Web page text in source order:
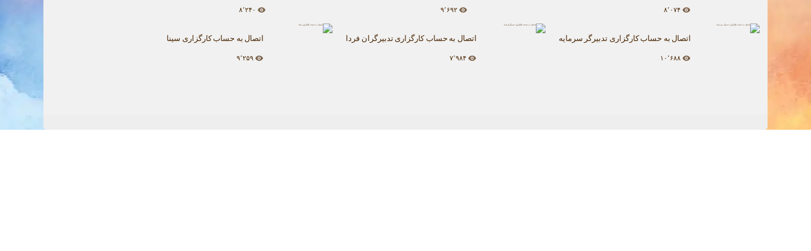
۸٬۰۷۴ ۹٬۶۹۲ ۸٬۲۴۰
اتصال به حساب کارگزاری تدبیرگر سرمایه
۱۰٬۶۸۸
اتصال به حساب کارگزاری تدبیرگران فردا
۷٬۹۸۴
اتصال به حساب کارگزاری سینا
۹٬۲۵۹